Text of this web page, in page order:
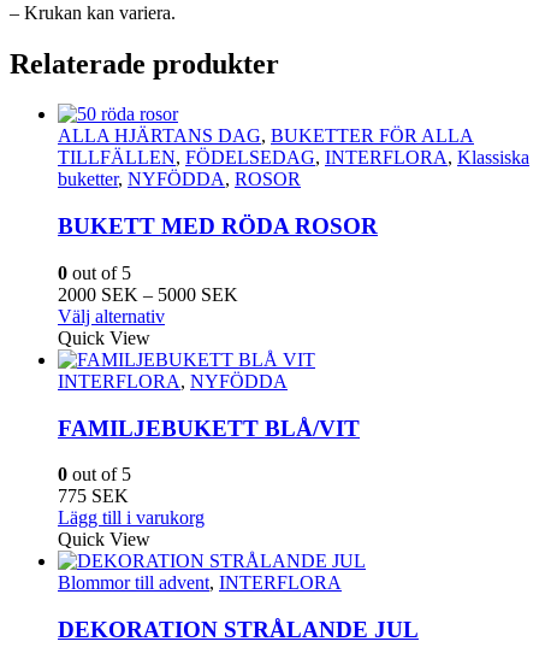
– Krukan kan variera.
Relaterade produkter
ALLA HJÄRTANS DAG, BUKETTER FÖR ALLA
TILLFÄLLEN, FÖDELSEDAG, INTERFLORA, Klassiska
buketter, NYFÖDDA, ROSOR
BUKETT MED RÖDA ROSOR
0 out of 5
2000 SEK – 5000 SEK
till
5000
Välj alternativDen
produkten
har
varianter.
De
kan
väljas
på
produktsidan
Quick View
INTERFLORA, NYFÖDDA
FAMILJEBUKETT BLÅ/VIT
0 out of 5
775 SEK
Lägg till i varukorg
Quick View
Blommor till advent, INTERFLORA
DEKORATION STRÅLANDE JUL